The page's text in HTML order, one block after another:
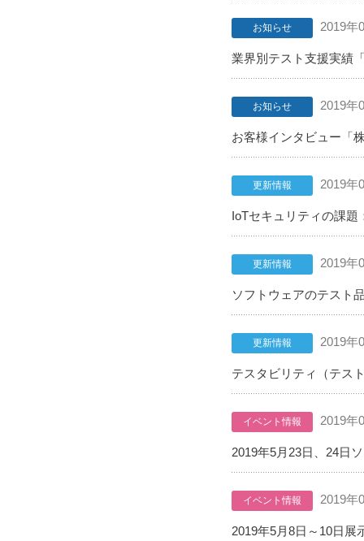
お知らせ 2019年
業界別テスト支援実績
お知らせ 2019年
お客様インタビュー「
更新情報 2019年
IoTセキュリティの課
更新情報 2019年
ソフトウェアのテスト
更新情報 2019年
テスタビリティ（テス
イベント情報 2019年
2019年5月23日、24日
イベント情報 2019年
2019年5月8日～10日展